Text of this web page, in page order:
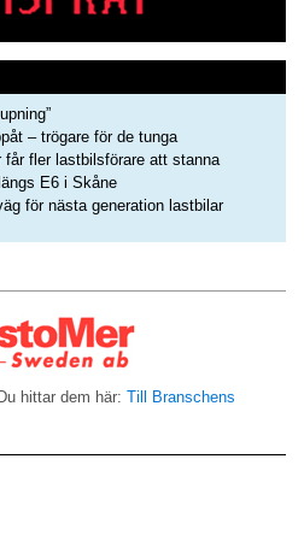
– trögare för de tunga
fler lastbilsförare att stanna
E6 i Skåne
för nästa generation lastbilar
hittar dem här: Till Branschens